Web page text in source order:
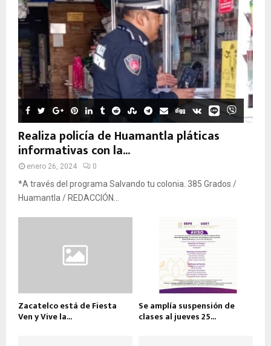
Realiza policía de Huamantla pláticas
informativas con la...
enero 26, 2024 0
*A través del programa Salvando tu colonia. 385 Grados /
Huamantla / REDACCIÓN...
Zacatelco está de Fiesta
Ven y Vive la...
Se amplía suspensión de
clases al jueves 25...